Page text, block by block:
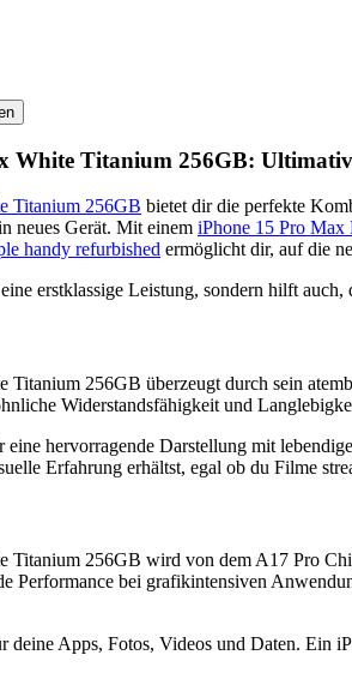
White Titanium 256GB:
Titanium 256GB bietet dir die perfekte
neues Gerät. Mit einem iPhone 15 Pro Max
handy refurbished ermöglicht dir, auf die
erstklassige Leistung, sondern hilft
256GB überzeugt durch sein
Widerstandsfähigkeit und
hervorragende Darstellung mit
Erfahrung erhältst, egal ob du Filme
256GB wird von dem A17 Pro
Performance bei grafikintensiven
deine Apps, Fotos, Videos und Daten. Ein